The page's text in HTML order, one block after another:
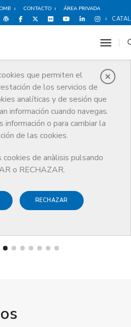
CONTACTO ÁREA PRIVADA
que permiten el
de los servicios de
analíticas y de sesión que
información cuando navegas.
información o para cambiar la
de las cookies.
de anàlisis pulsando
o RECHAZAR.
RECHAZAR
Ventajas y descuentos